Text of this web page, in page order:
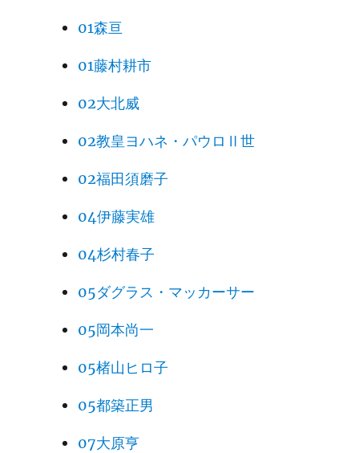
01森亘
01藤村耕市
02大北威
02教皇ヨハネ・パウロⅡ世
02福田須磨子
04伊藤実雄
04杉村春子
05ダグラス・マッカーサー
05岡本尚一
05楮山ヒロ子
05都築正男
07大原亨